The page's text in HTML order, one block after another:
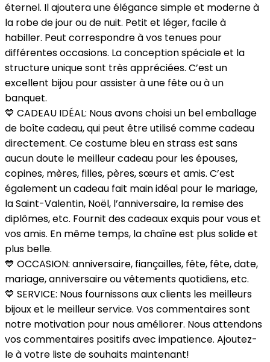
éternel. Il ajoutera une élégance simple et moderne à
la robe de jour ou de nuit. Petit et léger, facile à
habiller. Peut correspondre à vos tenues pour
différentes occasions. La conception spéciale et la
structure unique sont très appréciées. C’est un
excellent bijou pour assister à une fête ou à un
banquet.
💙 CADEAU IDÉAL: Nous avons choisi un bel emballage
de boîte cadeau, qui peut être utilisé comme cadeau
directement. Ce costume bleu en strass est sans
aucun doute le meilleur cadeau pour les épouses,
copines, mères, filles, pères, sœurs et amis. C’est
également un cadeau fait main idéal pour le mariage,
la Saint-Valentin, Noël, l’anniversaire, la remise des
diplômes, etc. Fournit des cadeaux exquis pour vous et
vos amis. En même temps, la chaîne est plus solide et
plus belle.
💙 OCCASION: anniversaire, fiançailles, fête, fête, date,
mariage, anniversaire ou vêtements quotidiens, etc.
💙 SERVICE: Nous fournissons aux clients les meilleurs
bijoux et le meilleur service. Vos commentaires sont
notre motivation pour nous améliorer. Nous attendons
vos commentaires positifs avec impatience. Ajoutez-
le à votre liste de souhaits maintenant!